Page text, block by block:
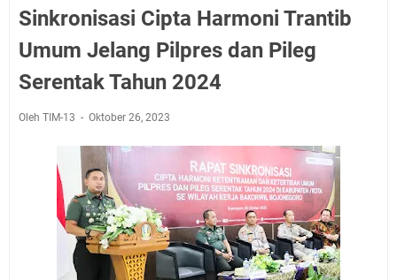
Sinkronisasi Cipta Harmoni Trantib
Umum Jelang Pilpres dan Pileg
Serentak Tahun 2024
Oleh TIM-13 Oktober 26, 2023